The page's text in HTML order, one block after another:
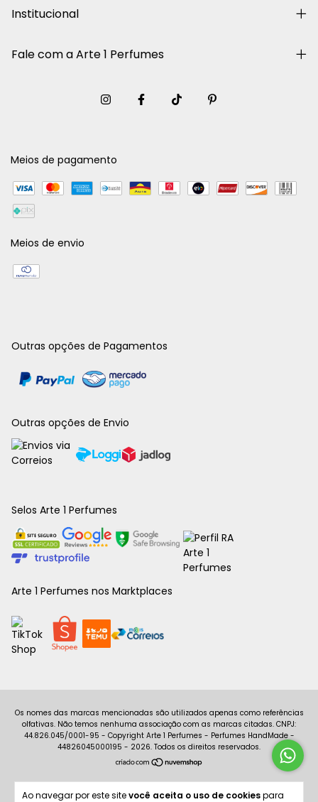
Ao navegar por este sitevocê aceita o uso de cookiespara
Institucional
Fale com a Arte 1 Perfumes
Meios de pagamento
Meios de envio
Outras opções de Pagamentos
Outras opções de Envio
Selos Arte 1 Perfumes
Arte 1 Perfumes nos Marktplaces
Copyright Arte 1 Perfumes - Perfumes HandMade -
44826045000195 - 2026. Todos os direitos reservados.